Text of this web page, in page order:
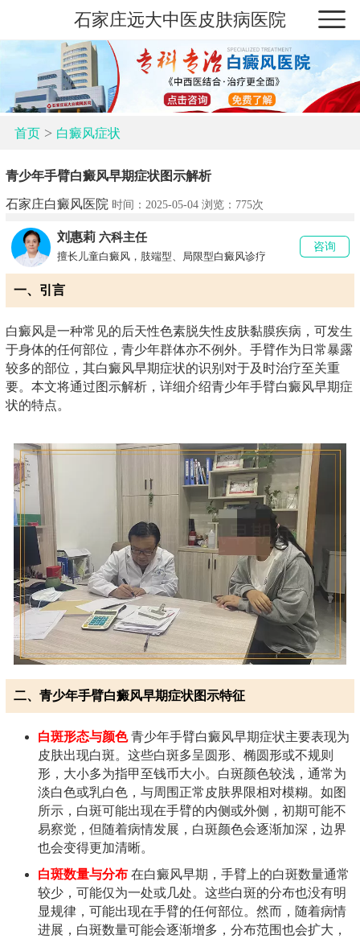
石家庄远大中医皮肤病医院
首页> 白癜风症状
青少年手臂白癜风早期症状图示解析
石家庄白癜风医院 时间：2025-05-04 浏览： 775次
刘惠莉 六科主任
擅长儿童白癜风，肢端型、局限型白癜风诊疗
咨询
一、引言
白癜风是一种常见的后天性色素脱失性皮肤黏膜疾病，可发生
于身体的任何部位，青少年群体亦不例外。手臂作为日常暴露
较多的部位，其白癜风早期症状的识别对于及时治疗至关重
要。本文将通过图示解析，详细介绍青少年手臂白癜风早期症
状的特点。
二、青少年手臂白癜风早期症状图示特征
白斑形态与颜色 青少年手臂白癜风早期症状主要表现为
皮肤出现白斑。这些白斑多呈圆形、椭圆形或不规则
形，大小多为指甲至钱币大小。白斑颜色较浅，通常为
淡白色或乳白色，与周围正常皮肤界限相对模糊。如图
所示，白斑可能出现在手臂的内侧或外侧，初期可能不
易察觉，但随着病情发展，白斑颜色会逐渐加深，边界
也会变得更加清晰。
白斑数量与分布 在白癜风早期，手臂上的白斑数量通常
较少，可能仅为一处或几处。这些白斑的分布也没有明
显规律，可能出现在手臂的任何部位。然而，随着病情
进展，白斑数量可能会逐渐增多，分布范围也会扩大，